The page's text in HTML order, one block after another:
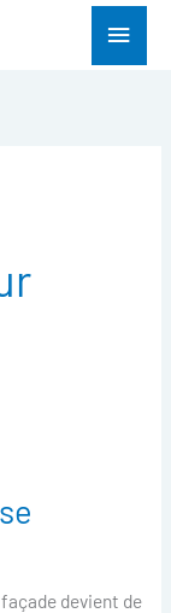
Menu
devient de